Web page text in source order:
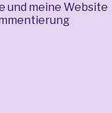
und meine Website